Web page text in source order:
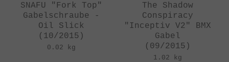
SNAFU "Fork Top"
Gabelschraube -
Oil Slick
(10/2015)
0.02 kg
The Shadow
Conspiracy
"Inceptiv V2" BMX
Gabel
(09/2015)
1.02 kg